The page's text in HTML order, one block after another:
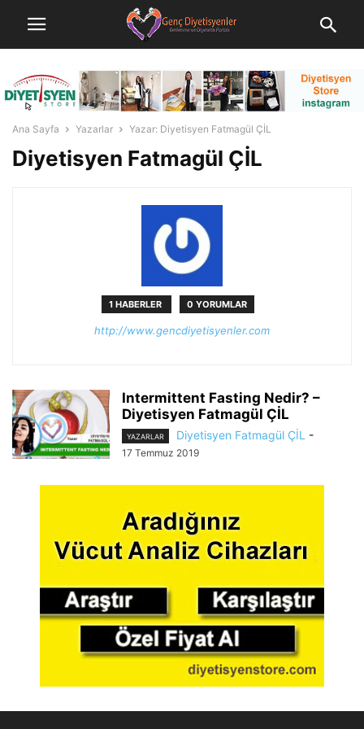
Ana Sayfa Yazarlar Yazar: Diyetisyen Fatmagül ÇİL
Diyetisyen Fatmagül ÇİL
1 HABERLER 0 YORUMLAR
http://www.gencdiyetisyenler.com
Intermittent Fasting Nedir? –
Diyetisyen Fatmagül ÇİL
YAZARLAR Diyetisyen Fatmagül ÇİL -
17 Temmuz 2019